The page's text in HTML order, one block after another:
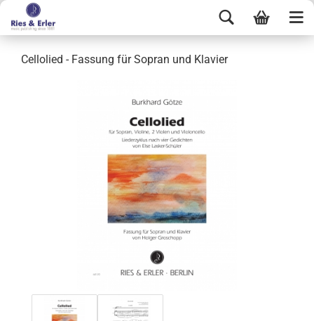
Cellolied - Fassung für Sopran und Klavier